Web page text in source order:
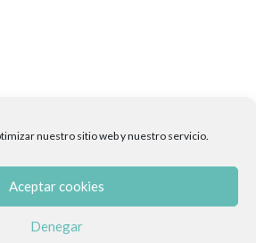
nuestro sitio web y nuestro servicio.
Aceptar cookies
Denegar